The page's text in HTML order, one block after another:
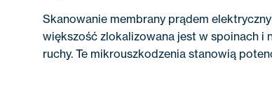
Skanowanie membrany prądem
większość zlokalizowana jest w spoinach i
ruchy. Te mikrouszkodzenia stanowią